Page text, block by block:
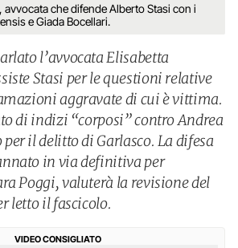
avvocata che difende Alberto Stasi con i
e Giada Bocellari.
l’avvocata Elisabetta
Stasi per le questioni relative
aggravate di cui è vittima.
di indizi “corposi” contro Andrea
il delitto di Garlasco. La difesa
in via definitiva per
Poggi, valuterà la revisione del
letto il fascicolo.
VIDEO CONSIGLIATO